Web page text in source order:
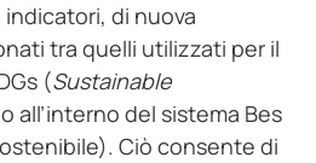
di nuova
tra quelli utilizzati per il
(Sustainable
all’interno del sistema Bes
Ciò consente di